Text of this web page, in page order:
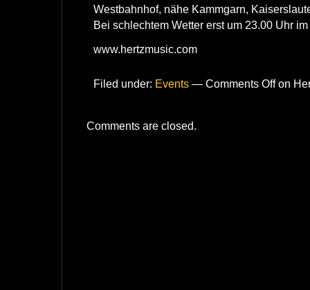
Westbahnhof, nähe Kammgarn,
Bei schlechtem Wetter erst um 23.00 Uhr
www.hertzmusic.com
Filed under: Events — Comments Offon
Comments are closed.